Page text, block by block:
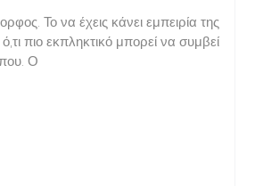
Το να έχεις κάνει εμπειρία της
πιο εκπληκτικό μπορεί να συμβεί
Ο